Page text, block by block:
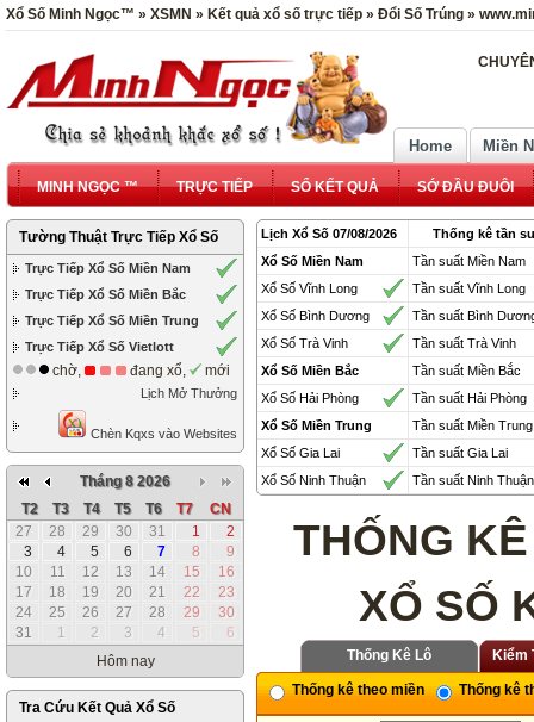
Xổ Số Minh Ngọc™ » XSMN » Kết quả xổ số trực tiếp » Đổi Số Trúng »
Home Miền
MINH NGỌC ™ TRỰC TIẾP SỔ KẾT QUẢ SỚ ĐẦU ĐUÔI
Tường Thuật Trực Tiếp Xổ Số
Trực Tiếp Xổ Số Miền Nam
Trực Tiếp Xổ Số Miền Bắc
Trực Tiếp Xổ Số Miền Trung
Trực Tiếp Xổ Số Vietlott
chờ, đang xổ, mới
Lịch Mở Thưởng
Chèn Kqxs vào Websites
Tháng 8 2026
T2
T3 T4 T5 T6 T7
CN
27
28 29 30 31 1
2
3
4 5 6 7 8
9
10
11 12 13 14 15
16
17
18 19 20 21 22
23
24
25 26 27 28 29
30
31
1 2 3 4 5
6
Hôm nay
Tra Cứu Kết Quả Xổ Số
Lịch Xổ Số 07/08/2026
Thống kê tần
Xổ Số Miền Nam
Tần suất Miền Nam
Xổ Số Vĩnh Long
Tần suất Vĩnh Long
Xổ Số Bình Dương
Tần suất Bình
Xổ Số Trà Vinh
Tần suất Trà Vinh
Xổ Số Miền Bắc
Tần suất Miền Bắc
Xổ Số Hải Phòng
Tần suất Hải Phòng
Xổ Số Miền Trung
Tần suất Miền Trung
Xổ Số Gia Lai
Tần suất Gia Lai
Xổ Số Ninh Thuận
Tần suất Ninh Thuận
THỐNG
XỔ SỐ
Thống Kê Lô Kiểm
Thống kê theo miền Thống kê